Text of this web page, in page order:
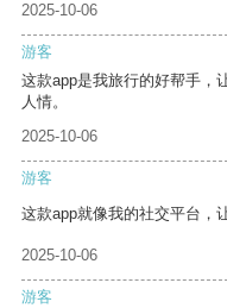
2025-10-06
游客
这款app是我旅行的好帮手，
人情。
2025-10-06
游客
这款app就像我的社交平台，
2025-10-06
游客